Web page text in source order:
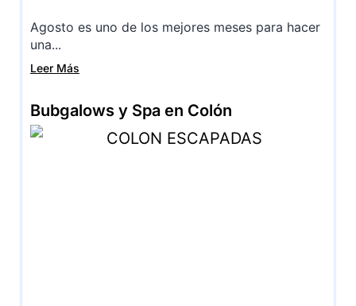
Agosto es uno de los mejores meses para hacer
una...
Leer Más
Bubgalows y Spa en Colón